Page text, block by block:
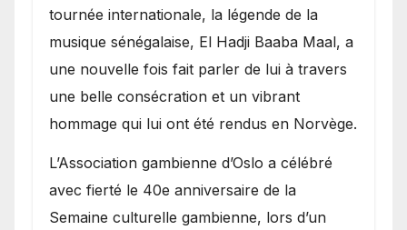
présence de la famille
royale.
tournée internationale, la légende de la
musique sénégalaise, El Hadji Baaba Maal, a
une nouvelle fois fait parler de lui à travers
une belle consécration et un vibrant
hommage qui lui ont été rendus en Norvège.
​L’Association gambienne d’Oslo a célébré
avec fierté le 40e anniversaire de la
Semaine culturelle gambienne, lors d’un